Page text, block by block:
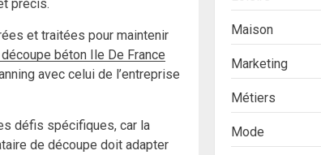
précis.
et traitées pour maintenir
découpe béton Ile De France
avec celui de l’entreprise
défis spécifiques, car la
de découpe doit adapter
Maison
Marketing
Métiers
Mode